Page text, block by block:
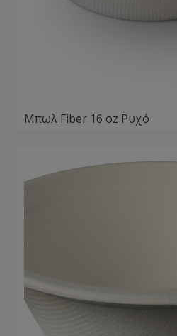
Μπωλ Fiber 16 oz Ρυχό